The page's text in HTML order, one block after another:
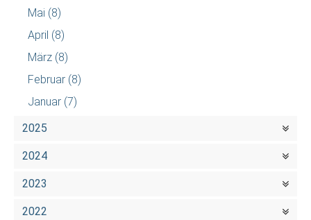
Mai (8)
April (8)
März (8)
Februar (8)
Januar (7)
2025
2024
2023
2022